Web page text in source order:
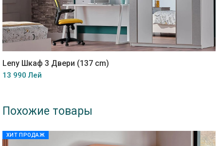
Leny Шкаф 3 Двери (137 cm)
13 990 Лей
Похожие товары
ХИТ ПРОДАЖ